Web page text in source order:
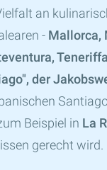
an
- Mallorca,
der
Beispiel in La
gerecht wird.